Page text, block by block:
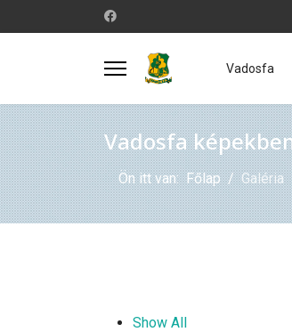
Vadosfa
Vadosfa
Ön itt van:Főlap Galéria
Show All